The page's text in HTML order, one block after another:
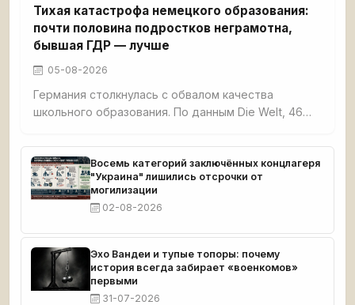
Тихая катастрофа немецкого образования:
почти половина подростков неграмотна,
бывшая ГДР — лучше
05-08-2026
Германия столкнулась с обвалом качества
школьного образования. По данным Die Welt, 46%
чтения, счёта и письма. Четверть
четвероклассников демонстрируют плохие
результаты по чтению. Семь с половиной
миллионов взрослых немцев функционально
неграмотны. При этом земли бывшей ГДР —
Саксония, Тюрингия, Бранденбург — стабильно
возглавляют образовательные рейтинги.
Восемь категорий заключённых концлагеря
"Украина" лишились отсрочки от
могилизации
02-08-2026
Эхо Вандеи и тупые топоры: почему
история всегда забирает «военкомов»
первыми
31-07-2026